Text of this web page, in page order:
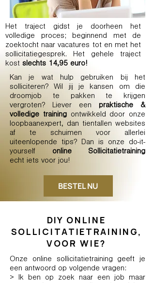
Het traject gidst je doorheen het
volledige proces; beginnend met de
zoektocht naar vacatures tot en met het
sollicitatiegesprek. Het gehele traject
kost slechts 14,95 euro!
Kan je wat hulp gebruiken bij het
solliciteren? Wil jij je kansen om die
droomjob te pakken te krijgen
vergroten? Liever een praktische &
volledige trainingontwikkeld door onze
loopbaanexpert, dan tientallen websites
af te schuimen voor allerlei
uiteenlopende tips? Dan is onze do-it-
yourself online Sollicitatietraining
echt iets voor jou!
BESTEL NU
DIY ONLINE
SOLLICITATIETRAINING,
VOOR WIE?
Onze online sollicitatietraining geeft je
een antwoord op volgende vragen:
> Ik ben op zoek naar een job maar